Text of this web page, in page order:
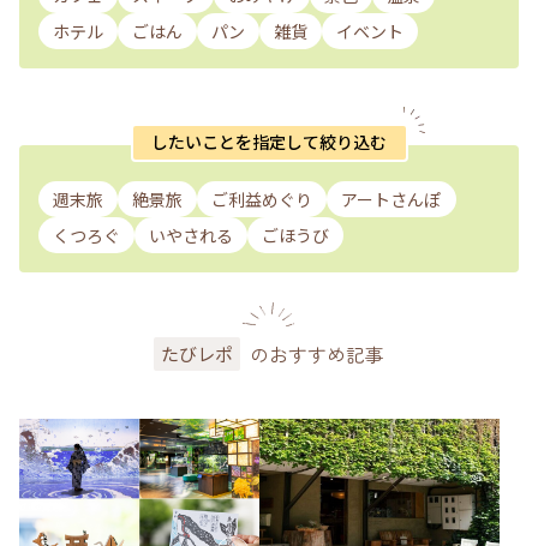
ホテル
ごはん パン 雑貨 イベント
したいことを指定して絞り込む
週末旅 絶景旅 ご利益めぐり
アートさんぽ
くつろぐ
いやされる ごほうび
たびレポ のおすすめ記事